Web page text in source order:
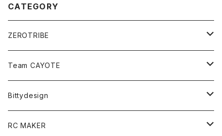
CATEGORY
ZEROTRIBE
Zetricks（Spare & Optional）
T4 MID Conversion Kit
T4 FWD Conversion Kit
Team CAYOTE
Batteries
Merchandise
Bittydesign
On-Road Clear Body＜オンロード用ボディ＞
RC MAKER